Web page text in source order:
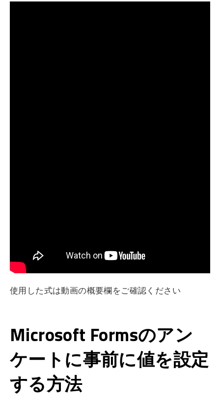
使用した式は動画の概要欄をご確認ください
Microsoft Formsのアン
ケートに事前に値を設定
する方法